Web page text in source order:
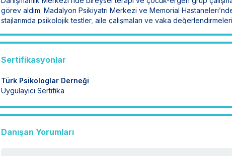
görev aldım. Madalyon Psikiyatri Merkezi ve Memorial
stajlarımda psikolojik testler, aile çalışmaları ve vaka
sürdürüyor, danışanlarıma bütüncül ve bilimsel temelli bir alan
Sertifikasyonlar
Türk Psikologlar Derneği
Uygulayıcı Sertifika
Danışan Yorumları